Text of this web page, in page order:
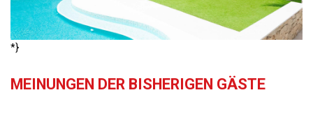
*}
MEINUNGEN DER BISHERIGEN GÄSTE